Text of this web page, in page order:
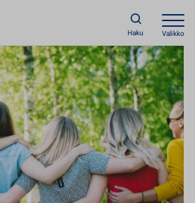
Haku Valikko